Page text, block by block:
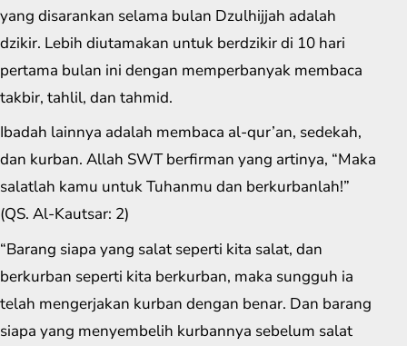
yang disarankan selama bulan Dzulhijjah adalah
dzikir. Lebih diutamakan untuk berdzikir di 10 hari
pertama bulan ini dengan memperbanyak membaca
takbir, tahlil, dan tahmid.
Ibadah lainnya adalah membaca al-qur’an, sedekah,
dan kurban. Allah SWT berfirman yang artinya, “Maka
salatlah kamu untuk Tuhanmu dan berkurbanlah!”
(QS. Al-Kautsar: 2)
“Barang siapa yang salat seperti kita salat, dan
berkurban seperti kita berkurban, maka sungguh ia
telah mengerjakan kurban dengan benar. Dan barang
siapa yang menyembelih kurbannya sebelum salat